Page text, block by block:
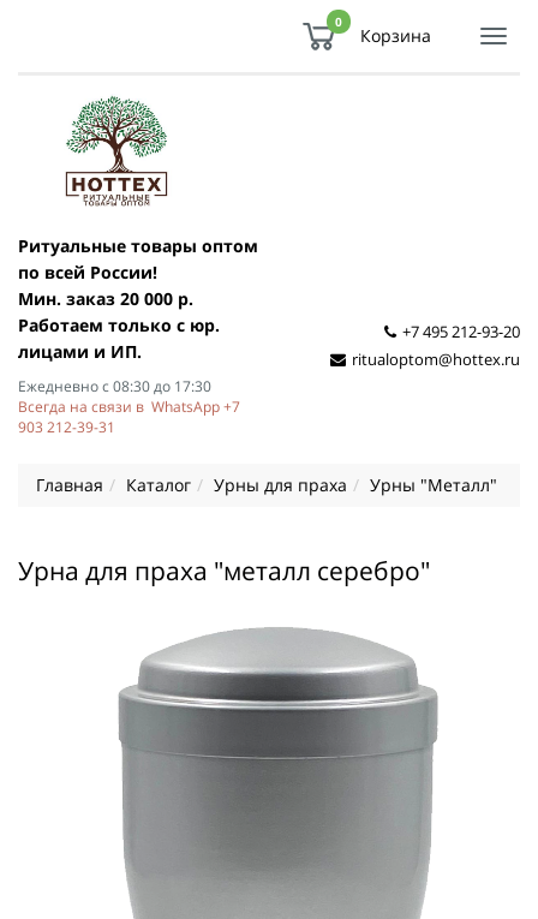
0
Корзина
Ритуальные товары оптом
по всей России!
Мин. заказ 20 000 р.
Работаем только с юр.
лицами и ИП.
Ежедневно с 08:30 до 17:30
Всегда на связи в WhatsApp +7
903 212-39-31
+7 495 212-93-20
ritualoptom@hottex.ru
Главная Каталог Урны для праха Урны "Металл"
Урна для праха "металл серебро"